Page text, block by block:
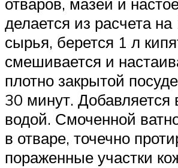
делается из расчета на
сырья, берется 1 л
смешивается и
плотно закрытой
30 минут. Добавляется
водой. Смоченной
в отваре, точечно
пораженные участки